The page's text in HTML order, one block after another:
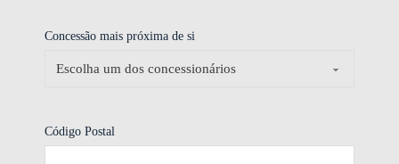
Concessão mais próxima de si
Código Postal